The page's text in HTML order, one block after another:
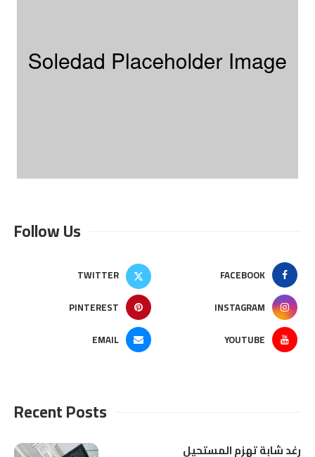
Follow Us
FACEBOOK
TWITTER
INSTAGRAM
PINTEREST
YOUTUBE
EMAIL
Recent Posts
رغد شابة تهزم المستحيل